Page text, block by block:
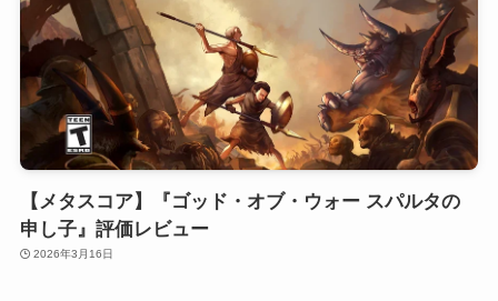
【メタスコア】『ゴッド・オブ・ウォー スパルタの
申し子』評価レビュー
2026年3月16日